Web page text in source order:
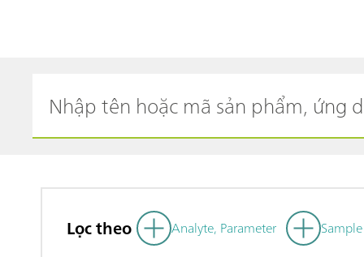
Lọc theo Analyte, Parameter